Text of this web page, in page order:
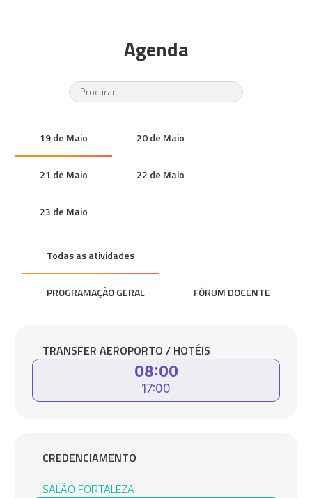
Agenda
19 de Maio 20 de Maio
21 de Maio 22 de Maio
23 de Maio
Todas as atividades
PROGRAMAÇÃO GERAL FÓRUM DOCENTE
08:00
17:00
TRANSFER AEROPORTO / HOTÉIS
CREDENCIAMENTO
SALÃO FORTALEZA